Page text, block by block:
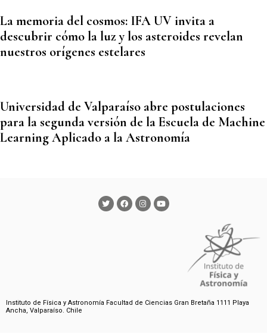
La memoria del cosmos: IFA UV invita a
descubrir cómo la luz y los asteroides revelan
nuestros orígenes estelares
Universidad de Valparaíso abre postulaciones
para la segunda versión de la Escuela de Machine
Learning Aplicado a la Astronomía
Instituto de Física y Astronomía Facultad de Ciencias Gran Bretaña 1111 Playa
Ancha, Valparaíso. Chile